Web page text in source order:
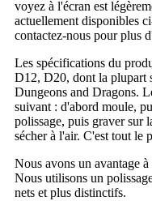
voyez à l'écran est
actuellement disponibles
contactez-nous pour plus
Les spécifications du
D12, D20, dont la plupart
Dungeons and Dragons.
suivant : d'abord moule,
polissage, puis graver sur
sécher à l'air. C'est tout le
Nous avons un avantage
Nous utilisons un
nets et plus distinctifs.